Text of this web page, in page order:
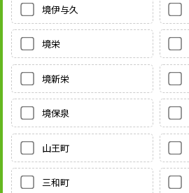
境伊与久
境栄
境新栄
境保泉
山王町
三和町